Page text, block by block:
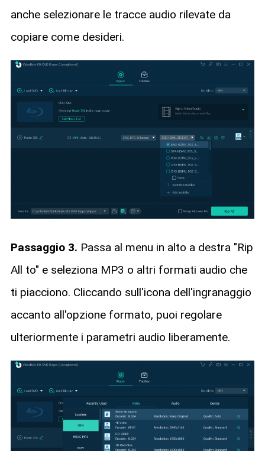
anche selezionare le tracce audio rilevate da
copiare come desideri.
Passaggio 3. Passa al menu in alto a destra "Rip
All to" e seleziona MP3 o altri formati audio che
ti piacciono. Cliccando sull'icona dell'ingranaggio
accanto all'opzione formato, puoi regolare
ulteriormente i parametri audio liberamente.